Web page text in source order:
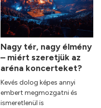
Nagy tér, nagy élmény
– miért szeretjük az
aréna koncerteket?
Kevés dolog képes annyi
embert megmozgatni és
ismeretlenül is